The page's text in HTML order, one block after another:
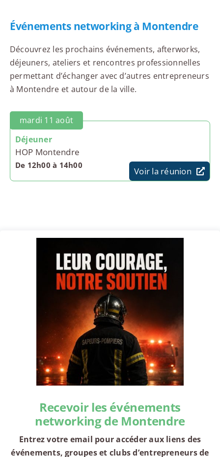
Événements networking à Montendre
Découvrez les prochains événements, afterworks,
déjeuners, ateliers et rencontres professionnelles
permettant d’échanger avec d’autres entrepreneurs
à Montendre et autour de la ville.
mardi 11 août
Déjeuner
HOP Montendre
De 12h00 à 14h00
Voir la réunion
Recevoir les événements
networking de Montendre
Entrez votre email pour accéder aux liens des
événements, groupes et clubs d’entrepreneurs de